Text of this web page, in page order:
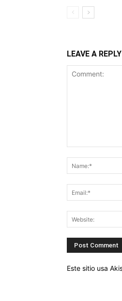
LEAVE A REPLY
Este sitio usa